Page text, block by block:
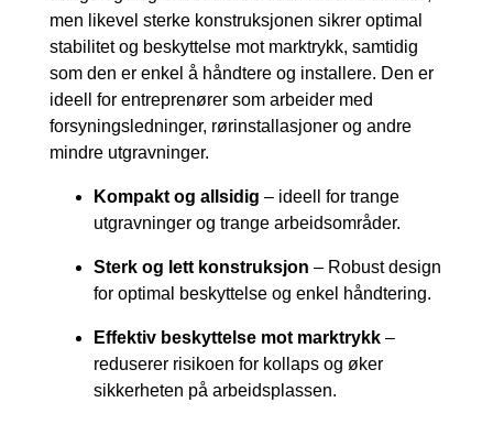
men likevel sterke konstruksjonen sikrer optimal
stabilitet og beskyttelse mot marktrykk, samtidig
som den er enkel å håndtere og installere. Den er
ideell for entreprenører som arbeider med
forsyningsledninger, rørinstallasjoner og andre
mindre utgravninger.
Kompakt og allsidig – ideell for trange
utgravninger og trange arbeidsområder.
Sterk og lett konstruksjon – Robust design
for optimal beskyttelse og enkel håndtering.
Effektiv beskyttelse mot marktrykk –
reduserer risikoen for kollaps og øker
sikkerheten på arbeidsplassen.